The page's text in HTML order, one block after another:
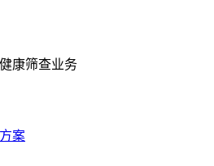
康筛查业务
案